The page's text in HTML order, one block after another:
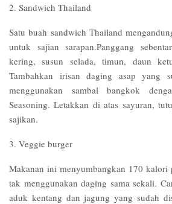
2. Sandwich Thailand
Satu buah sandwich Thailand
untuk sajian sarapan.Panggang
kering, susun selada, timun, daun
Tambahkan irisan daging asap yang
menggunakan sambal bangkok
Seasoning. Letakkan di atas sayuran,
sajikan.
3. Veggie burger
Makanan ini menyumbangkan 170 kalori
tak menggunakan daging sama sekali.
aduk kentang dan jagung yang sudah